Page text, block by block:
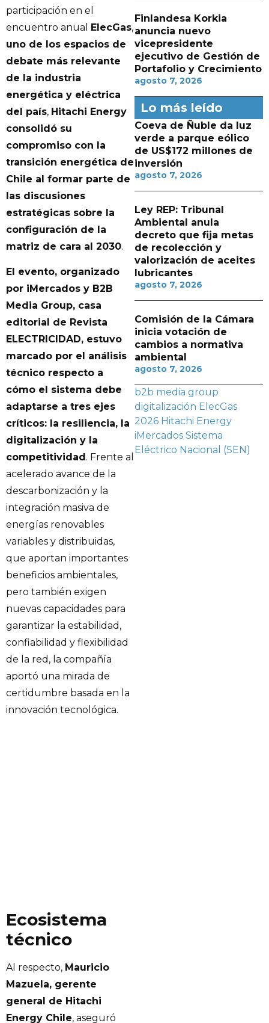
participación en el
encuentro anual ElecGas,
uno de los espacios de
debate más relevante
de la industria
energética y eléctrica
del país, Hitachi Energy
consolidó su
compromiso con la
transición energética de
Chile al formar parte de
las discusiones
estratégicas sobre la
configuración de la
matriz de cara al 2030.
El evento, organizado
por iMercados y B2B
Media Group, casa
editorial de Revista
ELECTRICIDAD, estuvo
marcado por el análisis
técnico respecto a
cómo el sistema debe
adaptarse a tres ejes
críticos: la resiliencia, la
digitalización y la
competitividad . Frente al
acelerado avance de la
descarbonización y la
integración masiva de
energías renovables
variables y distribuidas,
que aportan importantes
beneficios ambientales,
pero también exigen
nuevas capacidades para
garantizar la estabilidad,
confiabilidad y flexibilidad
de la red, la compañía
aportó una mirada de
certidumbre basada en la
innovación tecnológica.
Ecosistema
técnico
Al respecto, Mauricio
Mazuela, gerente
general de Hitachi
Energy Chile, aseguró
Finlandesa Korkia
anuncia nuevo
vicepresidente
ejecutivo de Gestión de
Portafolio y Crecimiento
agosto 7, 2026
Lo más leído
Coeva de Ñuble da luz
verde a parque eólico
de US$172 millones de
inversión
agosto 7, 2026
Ley REP: Tribunal
Ambiental anula
decreto que fija metas
de recolección y
valorización de aceites
lubricantes
agosto 7, 2026
Comisión de la Cámara
inicia votación de
cambios a normativa
ambiental
agosto 7, 2026
b2b media group
digitalización ElecGas
2026 Hitachi Energy
iMercados Sistema
Eléctrico Nacional (SEN)